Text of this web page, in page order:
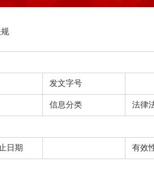
发文字号
信息分类 法律
日期 有效